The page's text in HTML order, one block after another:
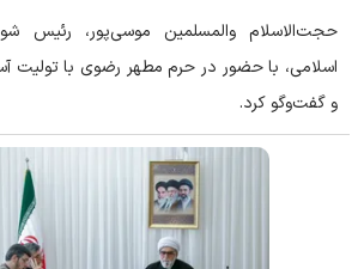
حجت‌الاسلام والمسلمین موسی‌پور، رئیس
اسلامی، با حضور در حرم مطهر رضوی با تولیت
و گفت‌وگو کرد.